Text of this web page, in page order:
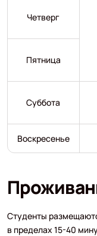
Четверг
Пятница
Суббота
Воскресенье
Студенты
в пределах 15-40